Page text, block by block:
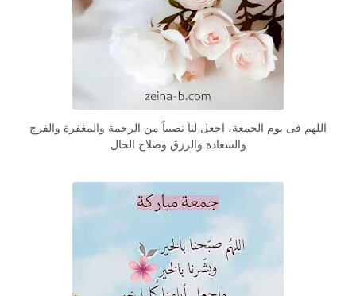
اللهم فى يوم الجمعة، اجعل لنا نصيباً من الرحمة والمغفرة والفرج
والسعادة والرزق وصلاح الحال